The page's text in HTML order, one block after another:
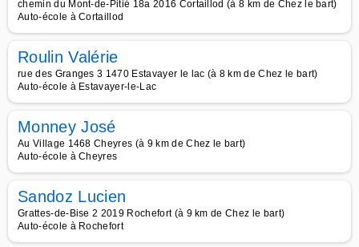
chemin du Mont-de-Pitié 18a 2016 Cortaillod (à 8 km de Chez le bart)
Auto-école à Cortaillod
Roulin Valérie
rue des Granges 3 1470 Estavayer le lac (à 8 km de Chez le bart)
Auto-école à Estavayer-le-Lac
Monney José
Au Village 1468 Cheyres (à 9 km de Chez le bart)
Auto-école à Cheyres
Sandoz Lucien
Grattes-de-Bise 2 2019 Rochefort (à 9 km de Chez le bart)
Auto-école à Rochefort